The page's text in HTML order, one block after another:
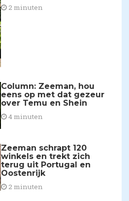
2 minuten
Column: Zeeman, hou
eens op met dat gezeur
over Temu en Shein
4 minuten
Zeeman schrapt 120
winkels en trekt zich
terug uit Portugal en
Oostenrijk
2 minuten